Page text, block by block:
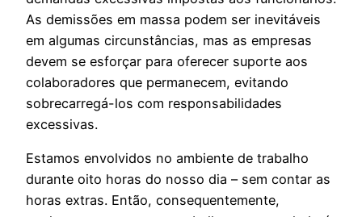
As demissões em massa podem ser inevitáveis
em algumas circunstâncias, mas as empresas
devem se esforçar para oferecer suporte aos
colaboradores que permanecem, evitando
sobrecarregá-los com responsabilidades
excessivas.
Estamos envolvidos no ambiente de trabalho
durante oito horas do nosso dia – sem contar as
horas extras. Então, consequentemente,